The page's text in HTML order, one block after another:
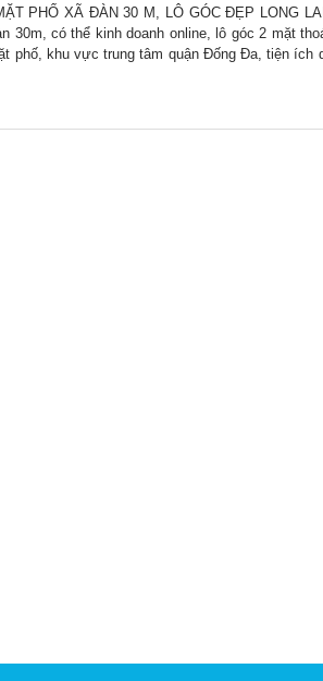
PHỐ XÃ ĐÀN 30 M, LÔ GÓC ĐẸP LONG
30m, có thể kinh doanh online, lô góc 2 mặt
phố, khu vực trung tâm quận Đống Đa, tiện ích